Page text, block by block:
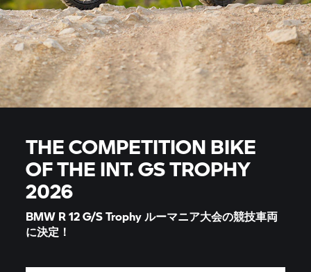
THE COMPETITION BIKE
OF THE INT.GS TROPHY
2026
BMW R 12 G/S Trophy ルーマニア大会の競技車両
に決定！